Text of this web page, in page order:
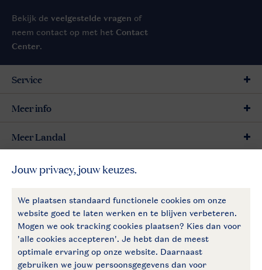
Bekijk de veelgestelde vragen of
neem contact op met het Contact
Center.
Follow Us
facebookinstagram
Service
Meer info
Meer Landal
Betaalmogelijkheden